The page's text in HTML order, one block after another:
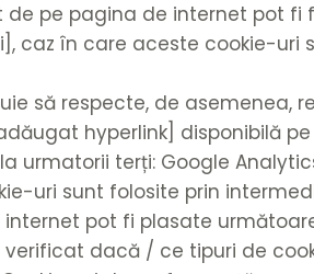
pe pagina de internet pot fi
caz în care aceste cookie-uri
să respecte, de asemenea,
hyperlink] disponibilă
urmatorii terți: Google
uri sunt folosite prin
pot fi plasate
dacă / ce tipuri de